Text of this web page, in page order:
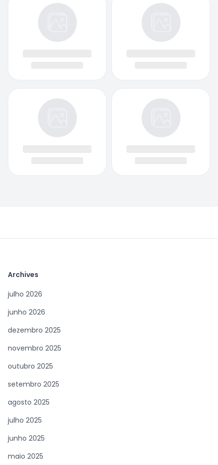
Archives
julho 2026
junho 2026
dezembro 2025
novembro 2025
outubro 2025
setembro 2025
agosto 2025
julho 2025
junho 2025
maio 2025